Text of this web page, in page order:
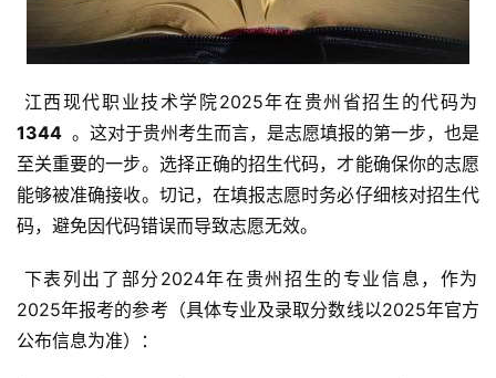
1344 。这对于贵州考生而言，是志愿填报的第一步，也是
至关重要的一步。选择正确的招生代码，才能确保你的志愿
能够被准确接收。切记，在填报志愿时务必仔细核对招生代
码，避免因代码错误而导致志愿无效。
2025年报考的参考（具体专业及录取分数线以2025年官方
公布信息为准）：